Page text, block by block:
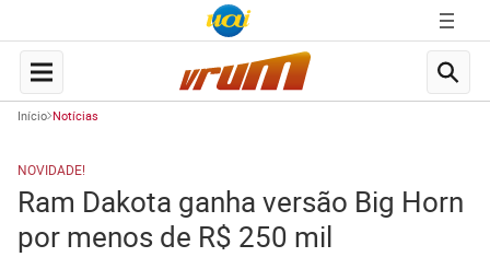
Início Notícias
NOVIDADE!
Ram Dakota ganha versão Big Horn
por menos de R$ 250 mil